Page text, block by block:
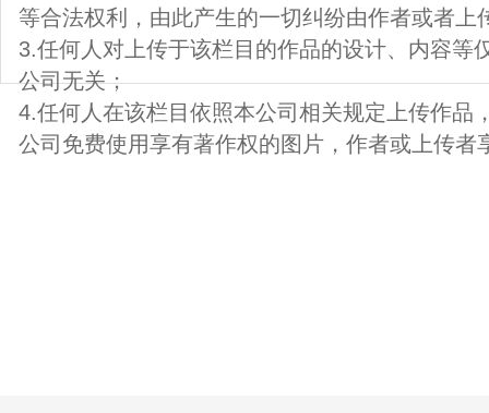
等合法权利，由此产生的一切纠纷由作者或者上
3.任何人对上传于该栏目的作品的设计、内容等
公司无关；
4.任何人在该栏目依照本公司相关规定上传作品
公司免费使用享有著作权的图片，作者或上传者